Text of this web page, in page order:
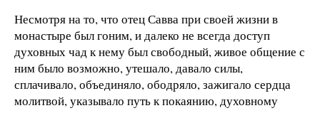
Несмотря на то, что отец Савва при своей жизни в
монастыре был гоним, и далеко не всегда доступ
духовных чад к нему был свободный, живое общение с
ним было возможно, утешало, давало силы,
сплачивало, объединяло, ободряло, зажигало сердца
молитвой, указывало путь к покаянию, духовному